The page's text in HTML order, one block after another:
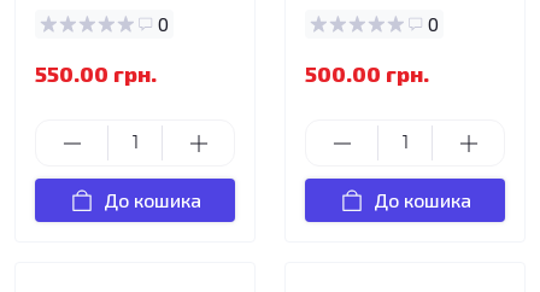
0
550.00 грн.
До кошика
0
500.00 грн.
До кошика